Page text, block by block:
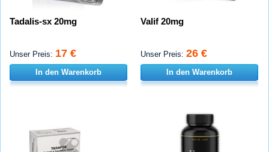
Tadalis-sx 20mg
Unser Preis: 17 €
In den Warenkorb
Valif 20mg
Unser Preis: 26 €
In den Warenkorb